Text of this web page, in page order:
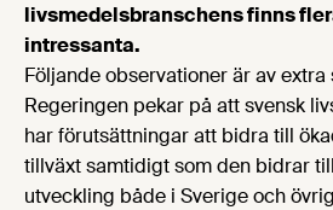
livsmedelsbranschens finns
intressanta.
Följande observationer är av extra
Regeringen pekar på att svensk
har förutsättningar att bidra till
tillväxt samtidigt som den bidrar
utveckling både i Sverige och